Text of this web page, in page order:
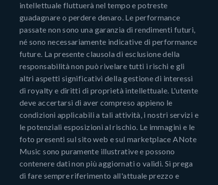
intellettuale fluttuerà nel tempo e potreste
guadagnare o perdere denaro. Le performance
passate non sono una garanzia di rendimenti futuri,
né sono necessariamente indicative di performance
future. La presente clausola di esclusione della
responsabilità non può rivelare tutti i rischi e gli
altri aspetti significativi della gestione di interessi
di royalty e diritti di proprietà intellettuale. L'utente
deve accertarsi di aver compreso appieno le
condizioni applicabili a tali attività, i nostri servizi e
le potenziali esposizioni al rischio. Le immagini e le
foto presenti sul sito web e sul marketplace ANote
Music sono puramente illustrative e possono
contenere dati non più aggiornati o validi. Si prega
di fare sempre riferimento all'attuale prezzo e